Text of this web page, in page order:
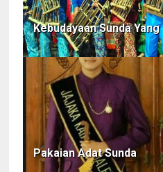
Kebudayaan Sunda
Pakaian Adat Sunda